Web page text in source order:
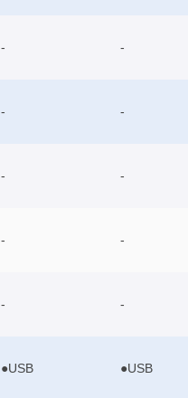
- -
- -
- -
- -
- -
●USB ●USB